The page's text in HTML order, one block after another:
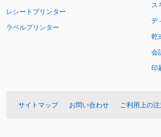
レシートプリンター
ラベルプリンター
ス
デ
乾
会
印
サイトマップ お問い合わせ ご利用上の注